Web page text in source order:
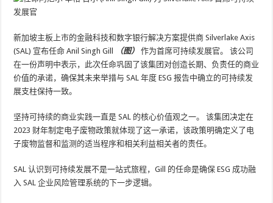
新加坡主板上市的金融科技和数字银行解决方案提供商 Silverlake Axis
(SAL) 宣布任命 Anil Singh Gill
（图）
作为首席可持续发展官。 该公司
在一份声明中表示，此次任命巩固了该集团对创造长期、负责任的商业
价值的承诺，确保其未来举措与 SAL 年度 ESG 报告中确立的可持续发
展支柱保持一致。
坚持可持续的商业实践一直是 SAL 的核心价值观之一。 该集团决定在
2023 财年制定电子废物政策就体现了这一承诺，该政策明确定义了电
子废物监督和监测的适当程序和相关利益相关者的责任。
SAL 认识到可持续发展不是一站式旅程，Gill 的任命是确保 ESG 成功融
入 SAL 企业风险管理系统的下一步逻辑。